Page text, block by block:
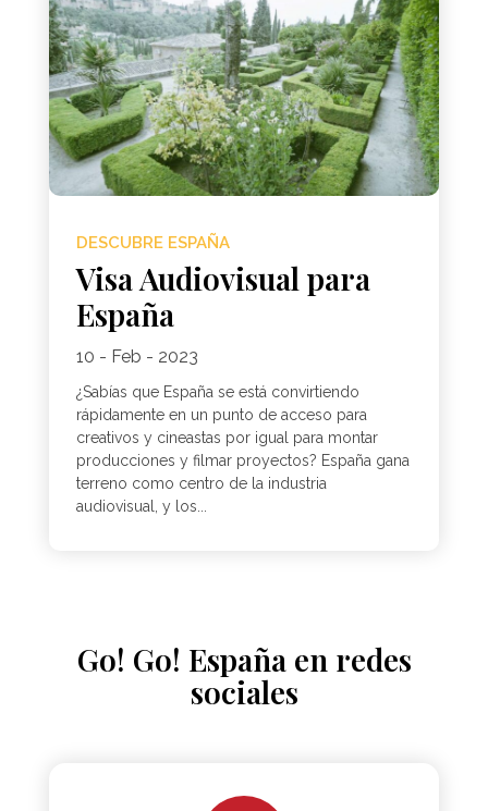
DESCUBRE ESPAÑA
Visa Audiovisual para
España
10 - Feb - 2023
¿Sabías que España se está convirtiendo
rápidamente en un punto de acceso para
creativos y cineastas por igual para montar
producciones y filmar proyectos? España gana
terreno como centro de la industria
audiovisual, y los...
Go! Go! España en redes
sociales